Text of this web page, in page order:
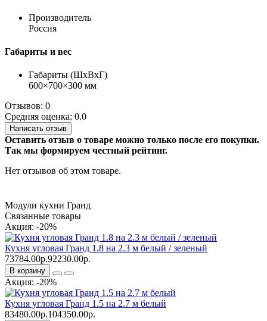
Производитель
Россия
Габариты и вес
Габариты (ШхВхГ)
600×700×300 мм
Отзывов: 0
Средняя оценка: 0.0
Написать отзыв
Оставить отзыв о товаре можно только после его покупки.
Так мы формируем честный рейтинг.
Нет отзывов об этом товаре.
Модули кухни Гранд
Связанные товары
Акция: -20%
Кухня угловая Гранд 1.8 на 2.3 м белый / зеленый
73784.00р.92230.00р.
В корзину
Акция: -20%
Кухня угловая Гранд 1.5 на 2.7 м белый
83480.00р.104350.00р.